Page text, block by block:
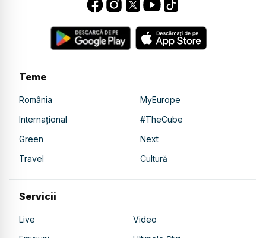
Teme
România
MyEurope
Internațional
#TheCube
Green
Next
Travel
Cultură
Servicii
Live
Video